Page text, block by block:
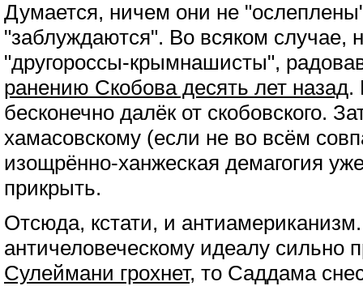
Думается, ничем они не
"заблуждаются". Во всяком случае,
"другороссы-крымнашисты",
ранению Скобова десять лет назад.
бесконечно далёк от скобовского.
хамасовскому (если не во всём
изощрённо-ханжеская демагогия
прикрыть.
Отсюда, кстати, и
античеловеческому идеалу сильно
Сулеймани грохнет, то Саддама